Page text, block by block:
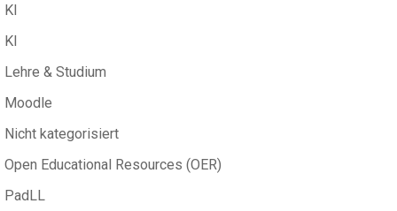
KI
KI
Lehre & Studium
Moodle
Nicht kategorisiert
Open Educational Resources (OER)
PadLL